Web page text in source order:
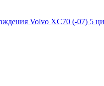
Volvo XC70 (-07) 5